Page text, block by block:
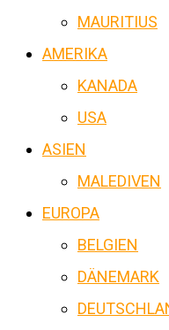
MAURITIUS
AMERIKA
KANADA
USA
ASIEN
MALEDIVEN
EUROPA
BELGIEN
DÄNEMARK